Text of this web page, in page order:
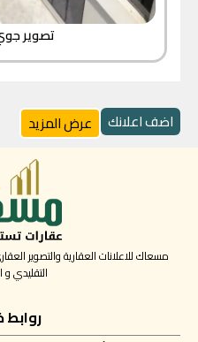
تصوير
اضف اعلانك عرض المزيد
مسعاك للاعلانات العقارية والتصوير
التقليدي
روابط